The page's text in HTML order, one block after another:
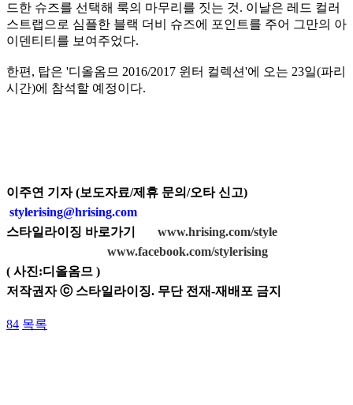
드한 슈즈를 선택해 룩의 마무리를 짓는 것. 이날은 레드 컬러
스트랩으로 심플한 블랙 더비 슈즈에 포인트를 주어 그만의 아
이덴티티를 보여주었다.
한편, 탑은 '디올옴므 2016/2017 윈터 컬렉션'에 오는 23일(파리
시간)에 참석할 예정이다.
이주연 기자 (보도자료/제휴 문의/오타 신고)
stylerising@hrising.com
스타일라이징 바로가기
www.hrising.com/style
www.facebook.com/stylerising
( 사진:디올옴므 )
저작권자 ⓒ 스타일라이징. 무단 전재-재배포 금지
84 목록